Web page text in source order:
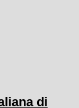
di